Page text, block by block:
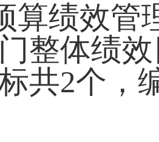
算绩效管
整体绩
共2个，